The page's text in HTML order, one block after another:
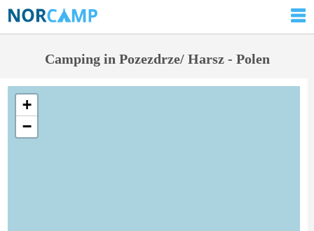
Camping in Pozezdrze/ Harsz - Polen
+
−